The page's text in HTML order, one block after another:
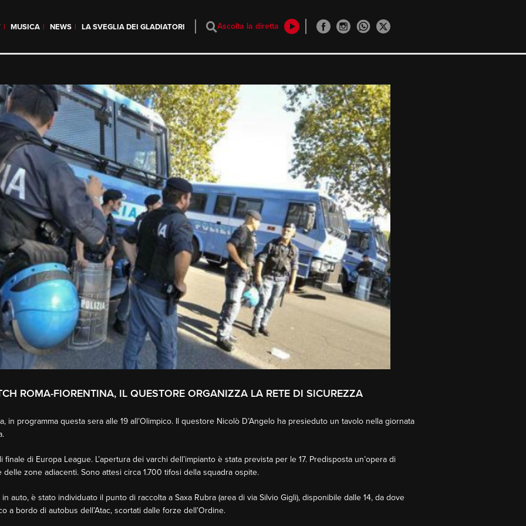
MUSICA NEWS LA SVEGLIA DEI GLADIATORI Ascolta la diretta
ROMA-FIORENTINA, IL QUESTORE ORGANIZZA LA RETE DI SICUREZZA
in programma questa sera alle 19 all’Olimpico. Il questore Nicolò D’Angelo ha presieduto un tavolo nella giornata
di Europa League. L’apertura dei varchi dell’impianto è stata prevista per le 17. Predisposta un’opera di
zone adiacenti. Sono attesi circa 1.700 tifosi della squadra ospite.
auto, è stato individuato il punto di raccolta a Saxa Rubra (area di via Silvio Gigli), disponibile dalle 14, da dove
a bordo di autobus dell’Atac, scortati dalle forze dell’Ordine.